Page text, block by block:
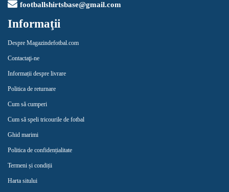
footballshirtsbase@gmail.com
Informaţii
Despre Magazindefotbal.com
Contactaţi-ne
Informații despre livrare
Politica de returnare
Cum să cumperi
Cum să speli tricourile de fotbal
Ghid marimi
Politica de confidențialitate
Termeni și condiții
Harta sitului